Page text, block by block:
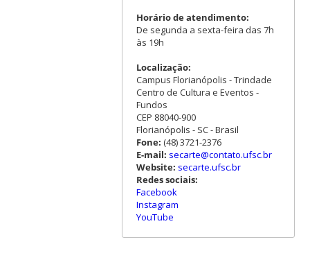
Horário de atendimento:
De segunda a sexta-feira das 7h
às 19h
Localização:
Campus Florianópolis - Trindade
Centro de Cultura e Eventos -
Fundos
CEP 88040-900
Florianópolis - SC - Brasil
Fone: (48) 3721-2376
E-mail: secarte@contato.ufsc.br
Website: secarte.ufsc.br
Redes sociais:
Facebook
Instagram
YouTube